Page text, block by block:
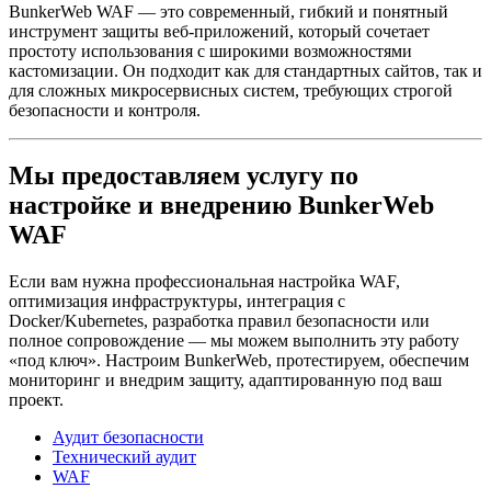
BunkerWeb WAF — это современный, гибкий и понятный
инструмент защиты веб-приложений, который сочетает
простоту использования с широкими возможностями
кастомизации. Он подходит как для стандартных сайтов, так и
для сложных микросервисных систем, требующих строгой
безопасности и контроля.
Мы предоставляем услугу по
настройке и внедрению BunkerWeb
WAF
Если вам нужна профессиональная настройка WAF,
оптимизация инфраструктуры, интеграция с
Docker/Kubernetes, разработка правил безопасности или
полное сопровождение — мы можем выполнить эту работу
«под ключ». Настроим BunkerWeb, протестируем, обеспечим
мониторинг и внедрим защиту, адаптированную под ваш
проект.
Аудит безопасности
Технический аудит
WAF